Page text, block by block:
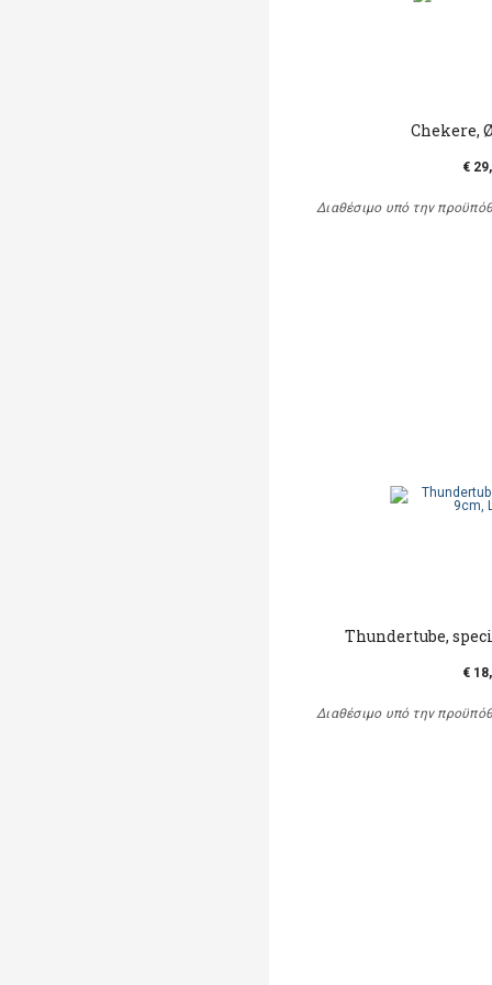
Chekere,
€
Διαθέσιμο υπό την
Thundertube,
€
Διαθέσιμο υπό την